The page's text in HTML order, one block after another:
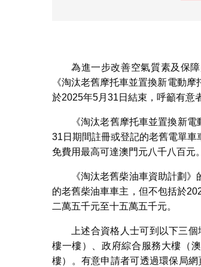
為進一步改善空氣質素及保
《淘汰老舊摩托車並置換新電動
於2025年5月31日結束，呼籲有意
《淘汰老舊摩托車並置換新
31日期間註冊或登記的老舊電單
免費用最高可達澳門元八千八百元。
《淘汰老舊柴油車資助計劃
的老舊柴油車車主，但不包括於
二萬五千元至十五萬五千元。
上述合資格人士可到以下三
樓一樓）、政府綜合服務大樓（
樓）。有意申請者可透過環保局網